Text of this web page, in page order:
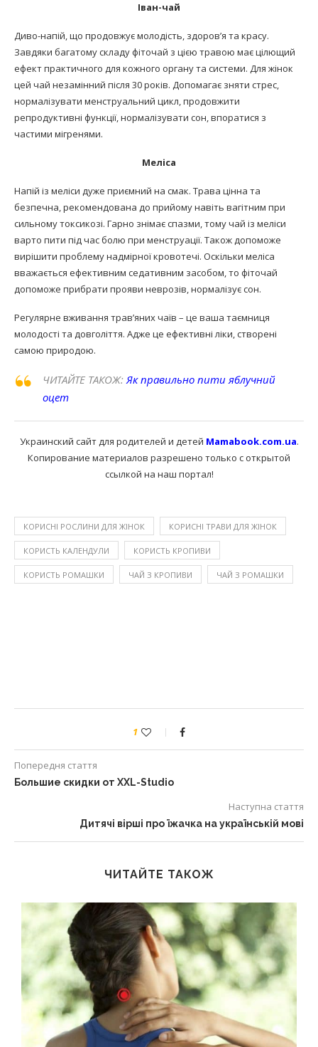
Іван-чай
Диво-напій, що продовжує молодість, здоров’я та красу.
Завдяки багатому складу фіточай з цією травою має цілющий
ефект практичного для кожного органу та системи. Для жінок
цей чай незамінний після 30 років. Допомагає зняти стрес,
нормалізувати менструальний цикл, продовжити
репродуктивні функції, нормалізувати сон, впоратися з
частими мігренями.
Меліса
Напій із меліси дуже приємний на смак. Трава цінна та
безпечна, рекомендована до прийому навіть вагітним при
сильному токсикозі. Гарно знімає спазми, тому чай із меліси
варто пити під час болю при менструації. Також допоможе
вирішити проблему надмірної кровотечі. Оскільки меліса
вважається ефективним седативним засобом, то фіточай
допоможе прибрати прояви неврозів, нормалізує сон.
Регулярне вживання трав’яних чаїв – це ваша таємниця
молодості та довголіття. Адже це ефективні ліки, створені
самою природою.
ЧИТАЙТЕ ТАКОЖ:Як правильно пити яблучний
оцет
Украинский сайт для родителей и детей Mamabook.com.ua.
Копирование материалов разрешено только с открытой
ссылкой на наш портал!
КОРИСНІ РОСЛИНИ ДЛЯ ЖІНОК КОРИСНІ ТРАВИ ДЛЯ ЖІНОК
КОРИСТЬ КАЛЕНДУЛИ КОРИСТЬ КРОПИВИ
КОРИСТЬ РОМАШКИ ЧАЙ З КРОПИВИ ЧАЙ З РОМАШКИ
1
Попередня стаття
Большие скидки от XXL-Studio
Наступна стаття
Дитячі вірші про їжачка на українській мові
ЧИТАЙТЕ ТАКОЖ